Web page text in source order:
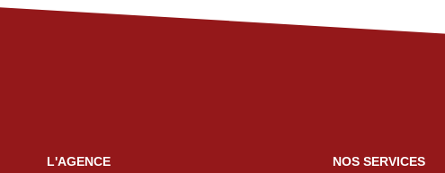
L'AGENCE NOS SERVICES